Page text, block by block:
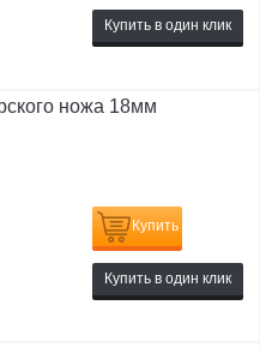
Купить в один клик
ножа 18мм
Купить
Купить в один клик